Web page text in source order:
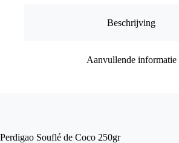
Beschrijving
Aanvullende informatie
Perdigao Souflé de Coco 250gr